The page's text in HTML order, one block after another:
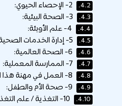
4.2.
4.3.
4.4.
4.5.
4.6.
4.7.
4.8.
4.9.
4.10.